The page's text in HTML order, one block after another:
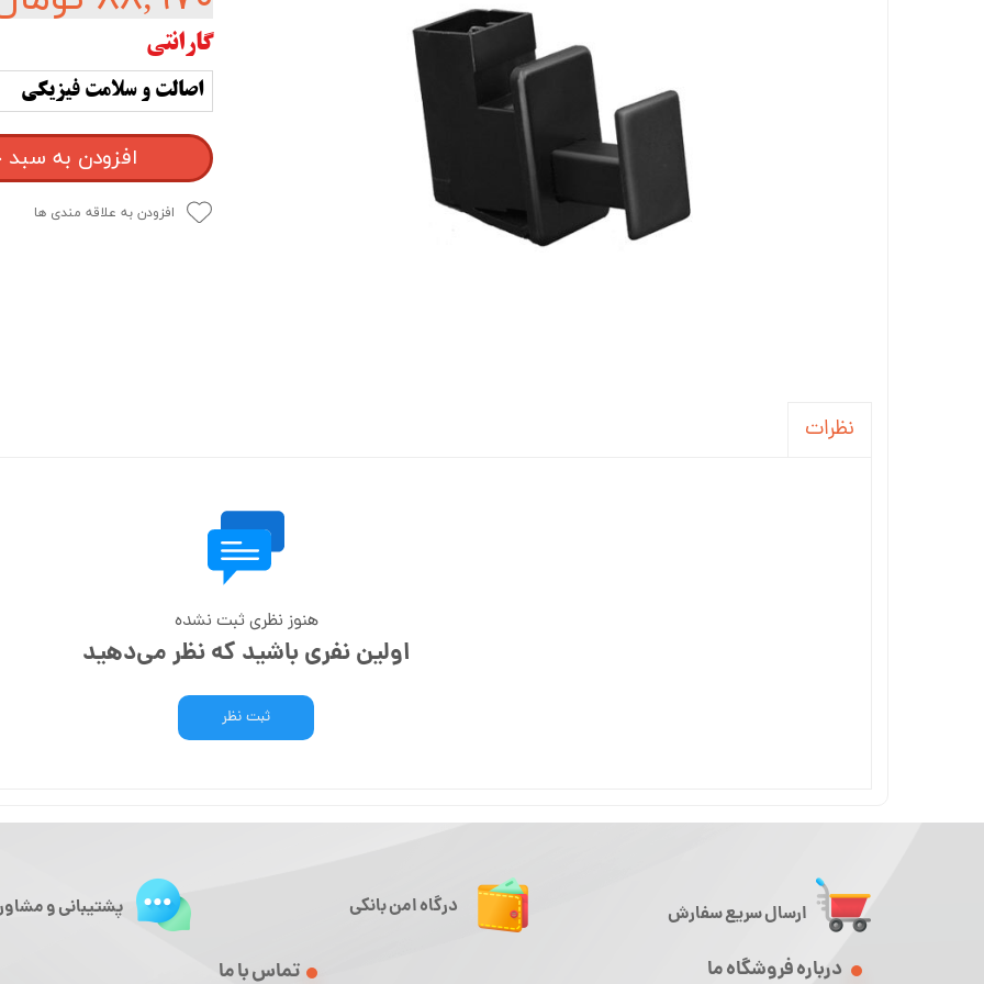
واکس ، پولیش و تمیز کننده خودرو
سنسور و دزدگیر و جی پی اس خودرو
سیستم صوتی و تصویری خودرو
گارانتی
اصالت و سلامت فیزیکی
افزودن به سبد
افزودن به علاقه مندی ها
نظرات
هنوز نظری ثبت نشده
اولین نفری باشید که نظر می‌دهید
ثبت نظر
ارسال سریع سفارش
درباره فروشگاه ما
تماس با ما
درگاه امن بانکی پشتیبانی و